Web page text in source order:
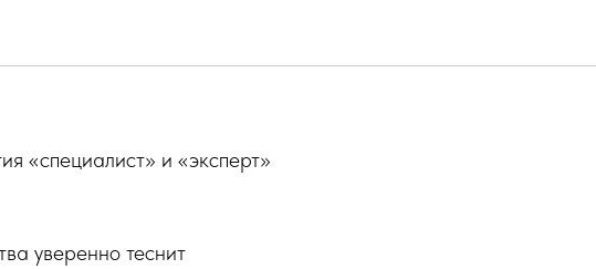
«специалист» и «эксперт»
уверенно теснит